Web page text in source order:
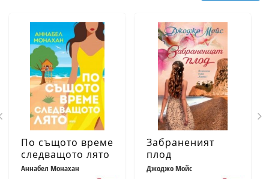
По същото време
следващото лято
Аннабел Монахан
Забраненият
плод
Джоджо Мойс